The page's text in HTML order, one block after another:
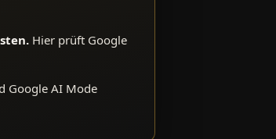
Hier prüft Google
Google AI Mode